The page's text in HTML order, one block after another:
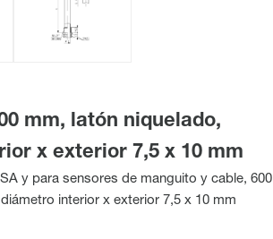
mm, latón niquelado,
x exterior 7,5 x 10 mm
y para sensores de manguito y cable, 600
interior x exterior 7,5 x 10 mm